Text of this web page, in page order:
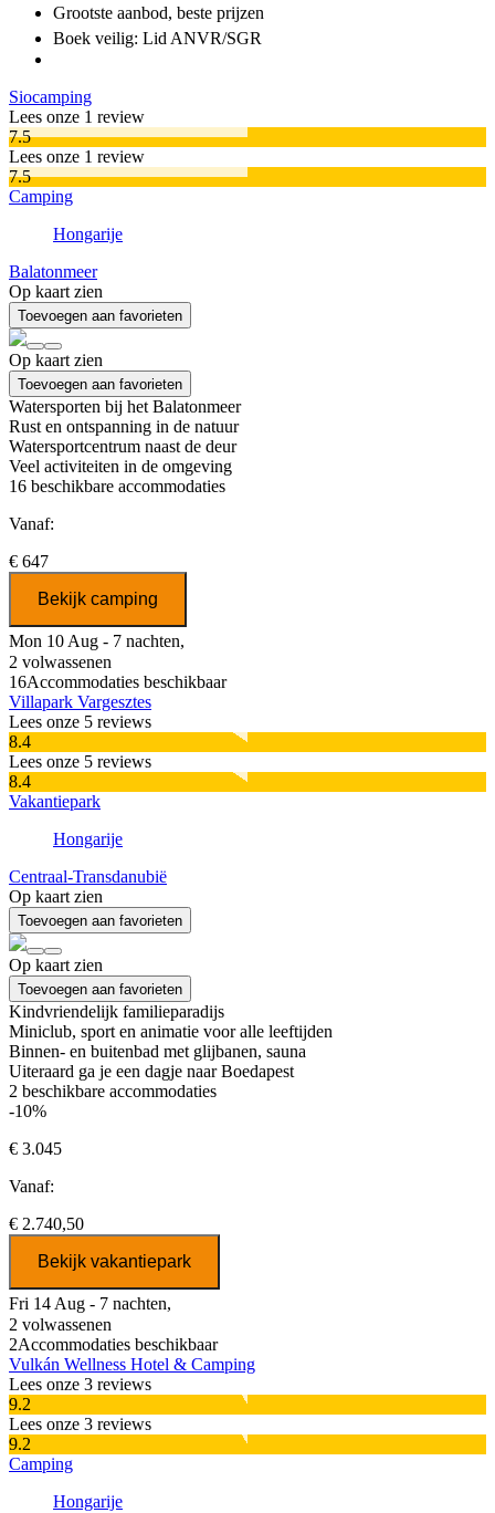
Grootste aanbod, beste prijzen
Boek veilig: Lid ANVR/SGR
Siocamping
Lees onze 1 review
7.5
Lees onze 1 review
7.5
Camping
Hongarije
Balatonmeer
Op kaart zien
Toevoegen aan favorieten
Op kaart zien
Toevoegen aan favorieten
Watersporten bij het Balatonmeer
Rust en ontspanning in de natuur
Watersportcentrum naast de deur
Veel activiteiten in de omgeving
16 beschikbare accommodaties
Vanaf:
€ 647
Bekijk camping
Mon 10 Aug - 7 nachten,
2 volwassenen
16Accommodaties beschikbaar
Villapark Vargesztes
Lees onze 5 reviews
8.4
Lees onze 5 reviews
8.4
Vakantiepark
Hongarije
Centraal-Transdanubië
Op kaart zien
Toevoegen aan favorieten
Op kaart zien
Toevoegen aan favorieten
Kindvriendelijk familieparadijs
Miniclub, sport en animatie voor alle leeftijden
Binnen- en buitenbad met glijbanen, sauna
Uiteraard ga je een dagje naar Boedapest
2 beschikbare accommodaties
-10%
€ 3.045
Vanaf:
€ 2.740,50
Bekijk vakantiepark
Fri 14 Aug - 7 nachten,
2 volwassenen
2Accommodaties beschikbaar
Vulkán Wellness Hotel & Camping
Lees onze 3 reviews
9.2
Lees onze 3 reviews
9.2
Camping
Hongarije